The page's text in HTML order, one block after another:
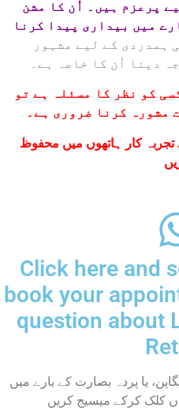
پرعزم ہیں۔ اُن کا مشن
میں بیداری پیدا کرنا
ہمدردی کے لیے مشہور
دینا اُن کا خاصہ ہے۔
کو نظر کا مسئلہ ہے تو
مشورہ کرنا ضروری ہے۔
کار ہاتھوں میں محفوظ
Click here and
book your
question about
یا پردہ بصارت کے بارے میں
کلک کرکے میسیج کریں